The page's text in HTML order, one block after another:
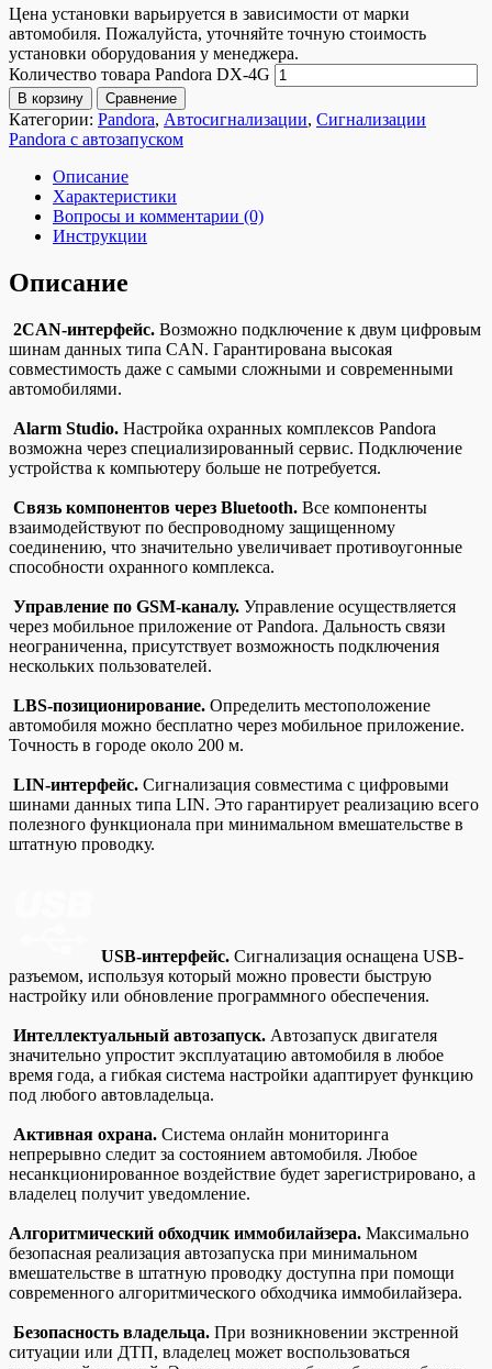
Цена установки варьируется в зависимости от марки
автомобиля. Пожалуйста, уточняйте точную стоимость
установки оборудования у менеджера.
Количество товара Pandora DX-4G
В корзину Сравнение
Категории: Pandora, Автосигнализации, Сигнализации
Pandora с автозапуском
Описание
Характеристики
Вопросы и комментарии (0)
Инструкции
Описание
2CAN-интерфейс. Возможно подключение к двум цифровым
шинам данных типа CAN. Гарантирована высокая
совместимость даже с самыми сложными и современными
автомобилями.
Alarm Studio. Настройка охранных комплексов Pandora
возможна через специализированный сервис. Подключение
устройства к компьютеру больше не потребуется.
Связь компонентов через Bluetooth. Все компоненты
взаимодействуют по беспроводному защищенному
соединению, что значительно увеличивает противоугонные
способности охранного комплекса.
Управление по GSM-каналу. Управление осуществляется
через мобильное приложение от Pandora. Дальность связи
неограниченна, присутствует возможность подключения
нескольких пользователей.
LBS-позиционирование. Определить местоположение
автомобиля можно бесплатно через мобильное приложение.
Точность в городе около 200 м.
LIN-интерфейс. Сигнализация совместима с цифровыми
шинами данных типа LIN. Это гарантирует реализацию всего
полезного функционала при минимальном вмешательстве в
штатную проводку.
USB-интерфейс. Сигнализация оснащена USB-
разъемом, используя который можно провести быструю
настройку или обновление программного обеспечения.
Интеллектуальный автозапуск. Автозапуск двигателя
значительно упростит эксплуатацию автомобиля в любое
время года, а гибкая система настройки адаптирует функцию
под любого автовладельца.
Активная охрана. Система онлайн мониторинга
непрерывно следит за состоянием автомобиля. Любое
несанкционированное воздействие будет зарегистрировано, а
владелец получит уведомление.
Алгоритмический обходчик иммобилайзера. Максимально
безопасная реализация автозапуска при минимальном
вмешательстве в штатную проводку доступна при помощи
современного алгоритмического обходчика иммобилайзера.
Безопасность владельца. При возникновении экстренной
ситуации или ДТП, владелец может воспользоваться